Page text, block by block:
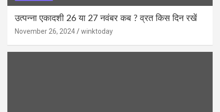
उत्पन्ना एकादशी 26 या 27 नवंबर कब ? व्रत किस दिन रखें
November 26, 2024 winktoday